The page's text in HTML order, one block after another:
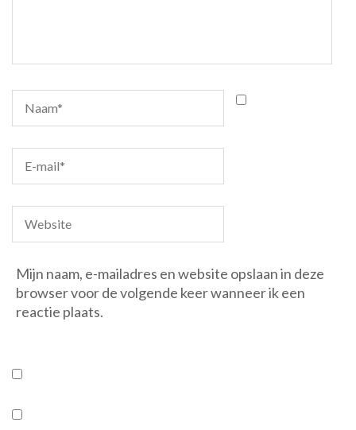
Mijn naam, e-mailadres en website opslaan in deze
browser voor de volgende keer wanneer ik een
reactie plaats.